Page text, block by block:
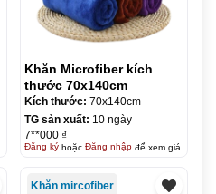
Khăn Microfiber kích
thước 70x140cm
Kích thước: 70x140cm
TG sản xuất: 10 ngày
7**000 ₫
Đăng kýhoặc Đăng nhậpđể xem giá
Khăn mircofiber